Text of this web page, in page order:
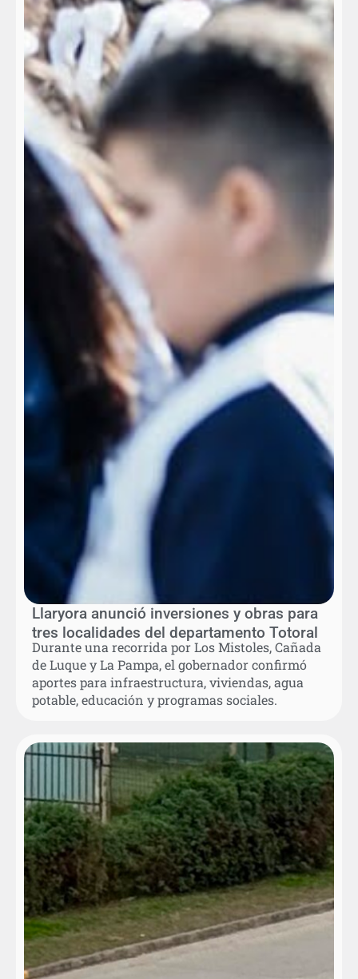
Llaryora anunció inversiones y obras para
tres localidades del departamento Totoral
Durante una recorrida por Los Mistoles, Cañada
de Luque y La Pampa, el gobernador confirmó
aportes para infraestructura, viviendas, agua
potable, educación y programas sociales.